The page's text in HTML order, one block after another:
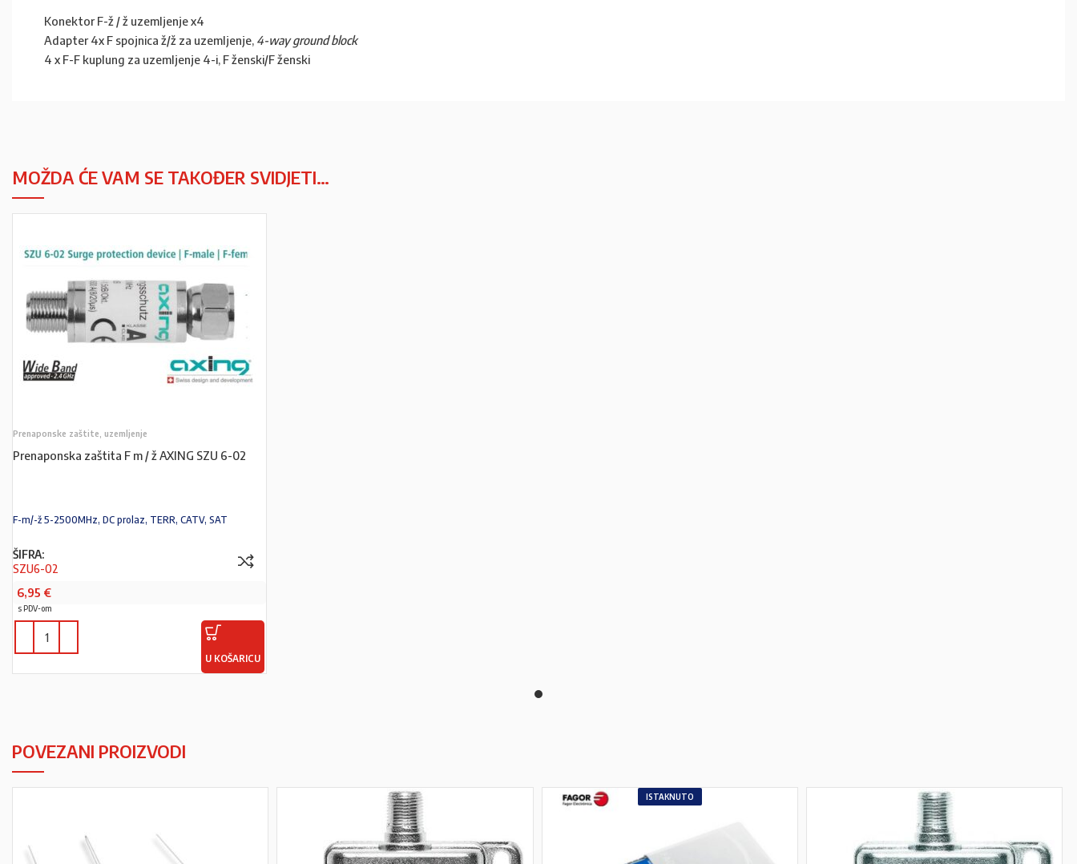
Konektor F-ž / ž uzemljenje x4
Adapter 4x F spojnica ž/ž za uzemljenje, 4-way ground block
4 x F-F kuplung za uzemljenje 4-i, F ženski/F ženski
MOŽDA ĆE VAM SE TAKOĐER SVIDJETI…
Prenaponske zaštite, uzemljenje
Prenaponska zaštita F m / ž AXING SZU 6-02
F-m/-ž 5-2500MHz, DC prolaz, TERR, CATV, SAT
ŠIFRA:
SZU6-02
6,95 €
s PDV-om
U KOŠARICU
POVEZANI PROIZVODI
ISTAKNUTO